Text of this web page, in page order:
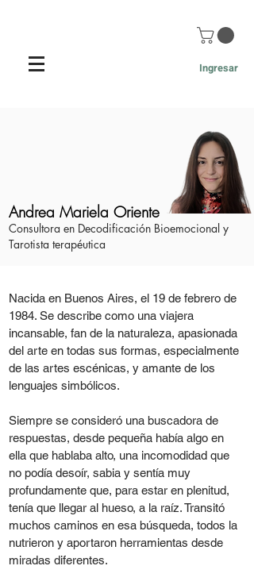
Ingresar
Andrea Mariela Oriente
Consultora en Decodificación Bioemocional y
Tarotista terapéutica
Nacida en Buenos Aires, el 19 de febrero de
1984. Se describe como una viajera
incansable, fan de la naturaleza, apasionada
del arte en todas sus formas, especialmente
de las artes escénicas, y amante de los
lenguajes simbólicos.
Siempre se consideró una buscadora de
respuestas, desde pequeña había algo en
ella que hablaba alto, una incomodidad que
no podía desoír, sabia y sentía muy
profundamente que, para estar en plenitud,
tenía que llegar al hueso, a la raíz. Transitó
muchos caminos en esa búsqueda, todos la
nutrieron y aportaron herramientas desde
miradas diferentes.